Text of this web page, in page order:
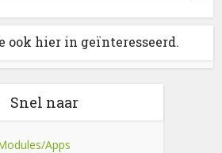
ook hier in geïnteresseerd.
Snel naar
Apps